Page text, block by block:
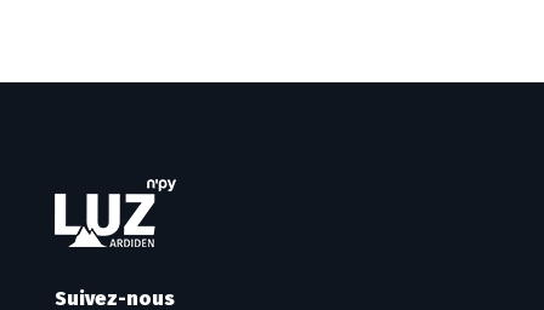
Suivez-nous